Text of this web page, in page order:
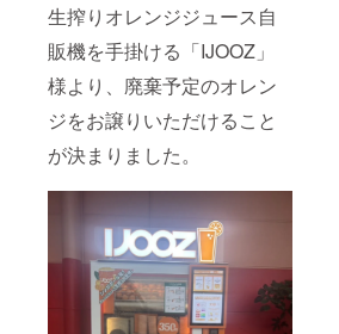
生搾りオレンジジュース自
販機を手掛ける「IJOOZ」
様より、廃棄予定のオレン
ジをお譲りいただけること
が決まりました。